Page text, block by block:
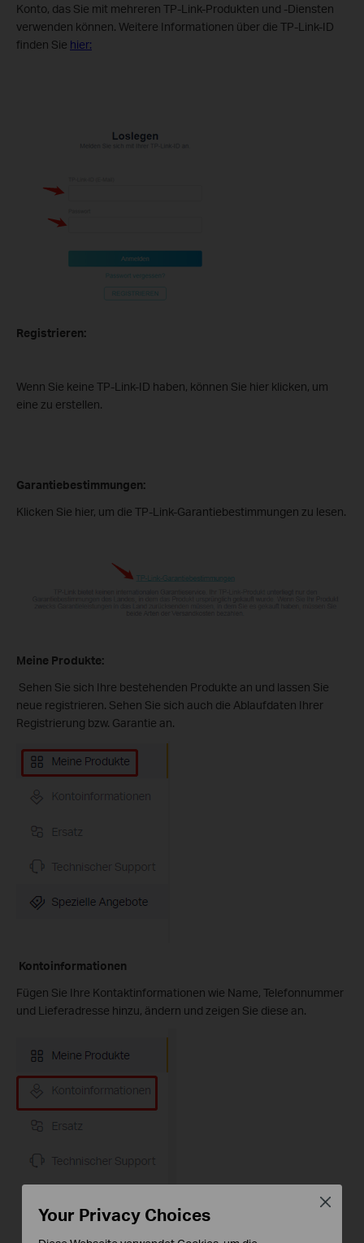
Konto, das Sie mit mehreren TP-Link-Produkten und -Diensten
verwenden können. Weitere Informationen über die TP-Link-ID
finden Sie hier:
Registrieren:
Wenn Sie keine TP-Link-ID haben, können Sie hier klicken, um
eine zu erstellen.
Garantiebestimmungen:
Klicken Sie hier, um die TP-Link-Garantiebestimmungen zu lesen.
Meine Produkte:
Sehen Sie sich Ihre bestehenden Produkte an und lassen Sie
neue registrieren. Sehen Sie sich auch die Ablaufdaten Ihrer
Registrierung bzw. Garantie an.
Kontoinformationen
Fügen Sie Ihre Kontaktinformationen wie Name, Telefonnummer
und Lieferadresse hinzu, ändern und zeigen Sie diese an.
Your Privacy Choices
Close